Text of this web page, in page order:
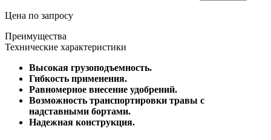
Цена по запросу
Преимущества
Технические характеристики
Высокая грузоподъемность.
Гибкость применения.
Равномерное внесение удобрений.
Возможность транспортировки травы с
надставными бортами.
Надежная конструкция.